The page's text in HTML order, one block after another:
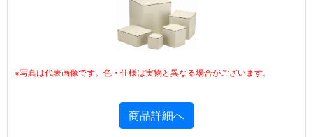
※写真は代表画像です。色・仕様は実物と異なる場合がございます。
商品詳細へ